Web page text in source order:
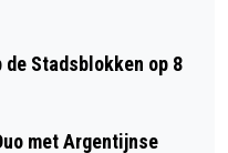
OP 19
LAATSTE
de Stadsblokken op 8
met Argentijnse